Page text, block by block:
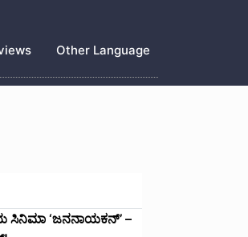
Other Language
‘ಜನನಾಯಕನ್’ –